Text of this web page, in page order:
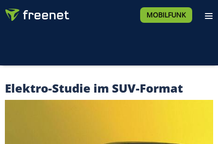
MOBILFUNK
Elektro-Studie im SUV-Format